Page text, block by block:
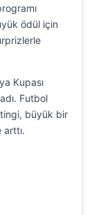
ödül için
Kupası
Futbol
büyük bir
arttı.